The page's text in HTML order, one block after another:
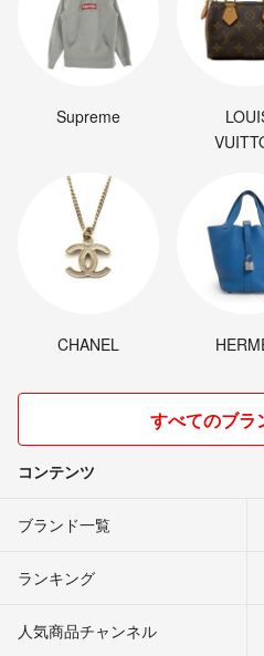
Supreme
CHANEL
すべてのブラ
コンテンツ
ブランド一覧
ランキング
人気商品チャンネル